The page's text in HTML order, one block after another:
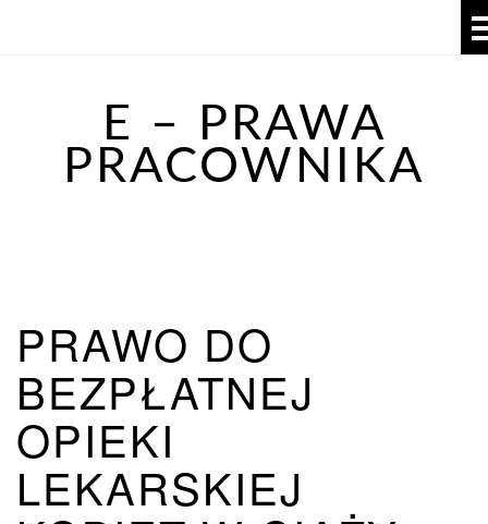
E – PRAWA
PRACOWNIKA
PRAWO DO
BEZPŁATNEJ
OPIEKI
LEKARSKIEJ